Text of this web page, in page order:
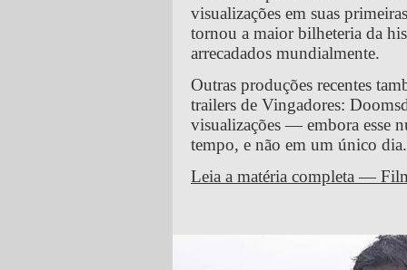
visualizações em suas
tornou a maior bilheteria da
arrecadados mundialmente.
Outras produções recentes
trailers de Vingadores:
visualizações — embora esse
tempo, e não em um único dia.
Leia a matéria completa —